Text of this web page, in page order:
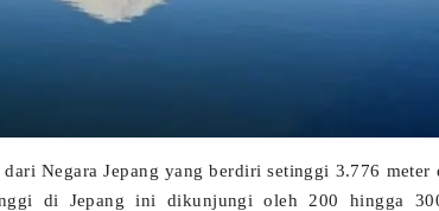
Negara Jepang yang berdiri setinggi 3.776 meter
di Jepang ini dikunjungi oleh 200 hingga